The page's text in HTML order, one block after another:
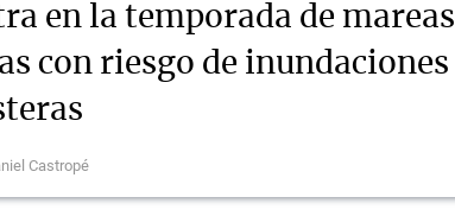
en la temporada de mareas
con riesgo de inundaciones
Castropé